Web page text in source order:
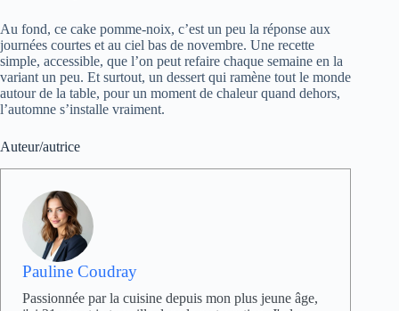
Au fond, ce cake pomme-noix, c’est un peu la réponse aux
journées courtes et au ciel bas de novembre. Une recette
simple, accessible, que l’on peut refaire chaque semaine en la
variant un peu. Et surtout, un dessert qui ramène tout le monde
autour de la table, pour un moment de chaleur quand dehors,
l’automne s’installe vraiment.
Auteur/autrice
Pauline Coudray
Passionnée par la cuisine depuis mon plus jeune âge,